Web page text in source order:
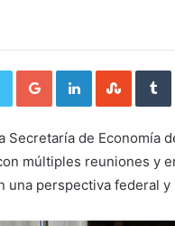
TwitterGoogle+LinkedIn
Secretaría de Economía
múltiples reuniones y
una perspectiva federal